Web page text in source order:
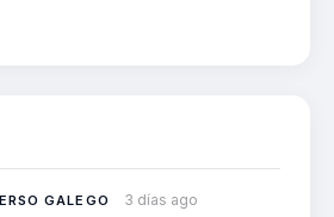
GALEGO 3 días ago